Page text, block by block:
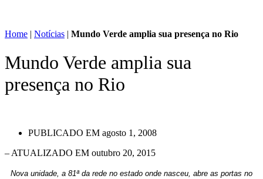
Home | Notícias | Mundo Verde amplia sua presença no Rio
Mundo Verde amplia sua
presença no Rio
PUBLICADO EM agosto 1, 2008
– ATUALIZADO EM outubro 20, 2015
Nova unidade, a 81ª da rede no estado onde nasceu, abre as portas no